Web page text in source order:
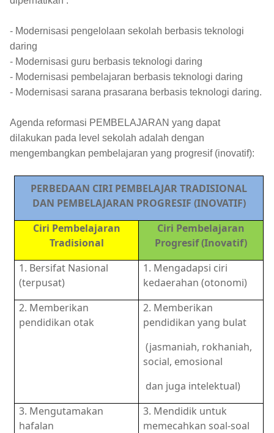
- Modernisasi pengelolaan sekolah berbasis teknologi
daring
- Modernisasi guru berbasis teknologi daring
- Modernisasi pembelajaran berbasis teknologi daring
- Modernisasi sarana prasarana berbasis teknologi daring.
Agenda reformasi PEMBELAJARAN yang dapat
dilakukan pada level sekolah adalah dengan
mengembangkan pembelajaran yang progresif (inovatif):
PERBEDAAN CIRI PEMBELAJAR TRADISIONAL
DAN PEMBELAJARAN PROGRESIF (INOVATIF)
Ciri Pembelajaran
Tradisional
Ciri Pembelajaran
Progresif (Inovatif)
1. Bersifat Nasional
(terpusat)
1. Mengadapsi ciri
kedaerahan (otonomi)
2. Memberikan
pendidikan otak
2. Memberikan
pendidikan yang bulat
(jasmaniah, rokhaniah,
social, emosional
dan juga intelektual)
3. Mengutamakan
hafalan
3. Mendidik untuk
memecahkan soal-soal